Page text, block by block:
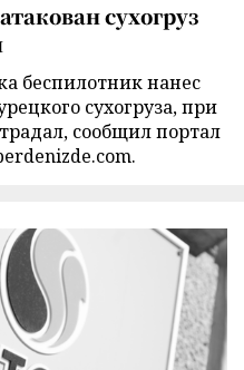
сухогруз
беспилотник нанес
сухогруза, при
сообщил портал